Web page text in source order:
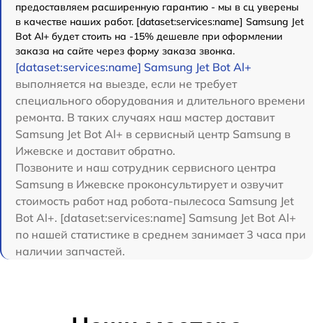
предоставляем расширенную гарантию - мы в сц уверены
в качестве наших работ. [dataset:services:name] Samsung Jet
Bot Al+ будет стоить на -15% дешевле при оформлении
заказа на сайте через форму заказа звонка.
[dataset:services:name] Samsung Jet Bot Al+
выполняется на выезде, если не требует
специального оборудования и длительного времени
ремонта. В таких случаях наш мастер доставит
Samsung Jet Bot Al+ в сервисный центр Samsung в
Ижевске и доставит обратно.
Позвоните и наш сотрудник сервисного центра
Samsung в Ижевске проконсультирует и озвучит
стоимость работ над робота-пылесоса Samsung Jet
Bot Al+. [dataset:services:name] Samsung Jet Bot Al+
по нашей статистике в среднем занимает 3 часа при
наличии запчастей.